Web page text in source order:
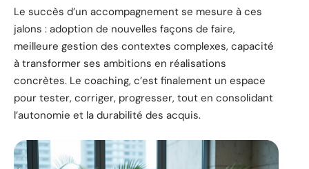
Le succès d’un accompagnement se mesure à ces
jalons : adoption de nouvelles façons de faire,
meilleure gestion des contextes complexes, capacité
à transformer ses ambitions en réalisations
concrètes. Le coaching, c’est finalement un espace
pour tester, corriger, progresser, tout en consolidant
l’autonomie et la durabilité des acquis.